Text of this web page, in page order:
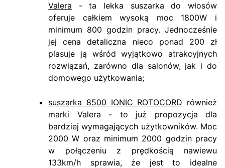
Valera - ta lekka suszarka do włosów
oferuje całkiem wysoką moc 1800W i
minimum 800 godzin pracy. Jednocześnie
jej cena detaliczna nieco ponad 200 zł
plasuje ją wśród wyjątkowo atrakcyjnych
rozwiązań, zarówno dla salonów, jak i do
domowego użytkowania;
suszarka 8500 IONIC ROTOCORD również
marki Valera - to już propozycja dla
bardziej wymagających użytkowników. Moc
2000 W oraz minimum 2000 godzin pracy
w połączeniu z prędkością nawiewu
133km/h sprawia, że jest to idealne